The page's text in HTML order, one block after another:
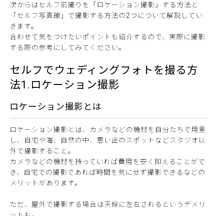
次からはセルフ前撮りを「ロケーション撮影」する方法と
「セルフ写真館」で撮影する方法の2つについて解説してい
きます。
合わせて気をつけたいポイントも紹介するので、実際に撮影
する際の参考にしてみてください。
セルフでウェディングフォトを撮る方
法1.ロケーション撮影
ロケーション撮影とは
ロケーション撮影とは、カメラなどの機材を自分たちで用意
し、自宅や海、自然の中、思い出のスポットなどスタジオ以
外で撮影すること。
カメラなどの機材を持っていれば費用を安く抑えることがで
き、自宅での撮影であれば時間を気にせず撮影できるなどの
メリットがあります。
ただ、屋外で撮影する場合は天候に左右されるというデメリ